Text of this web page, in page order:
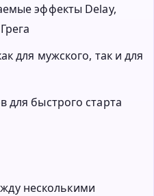
эффекты Delay,
для мужского, так и для
для быстрого старта
несколькими